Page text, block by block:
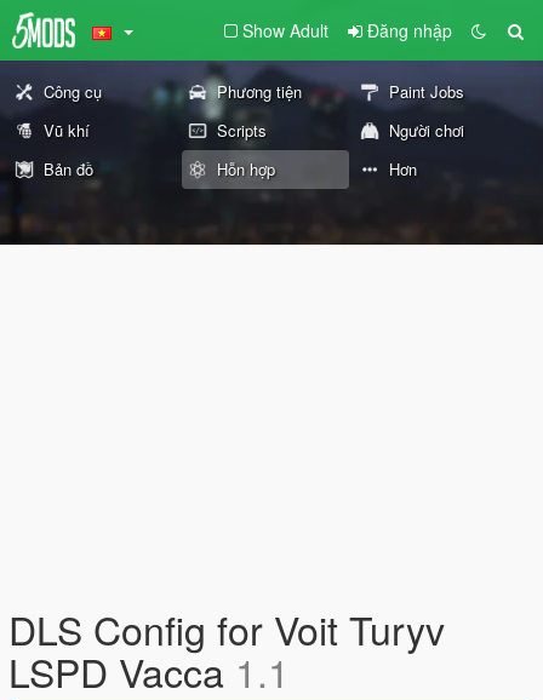
Show Adult Đăng nhập
Công cụ Phương tiện
Paint Jobs
Vũ khí
Scripts
Người chơi
Bản đồ
Hỗn hợp Hơn
DLS Config for Voit Turyv
LSPD Vacca 1.1